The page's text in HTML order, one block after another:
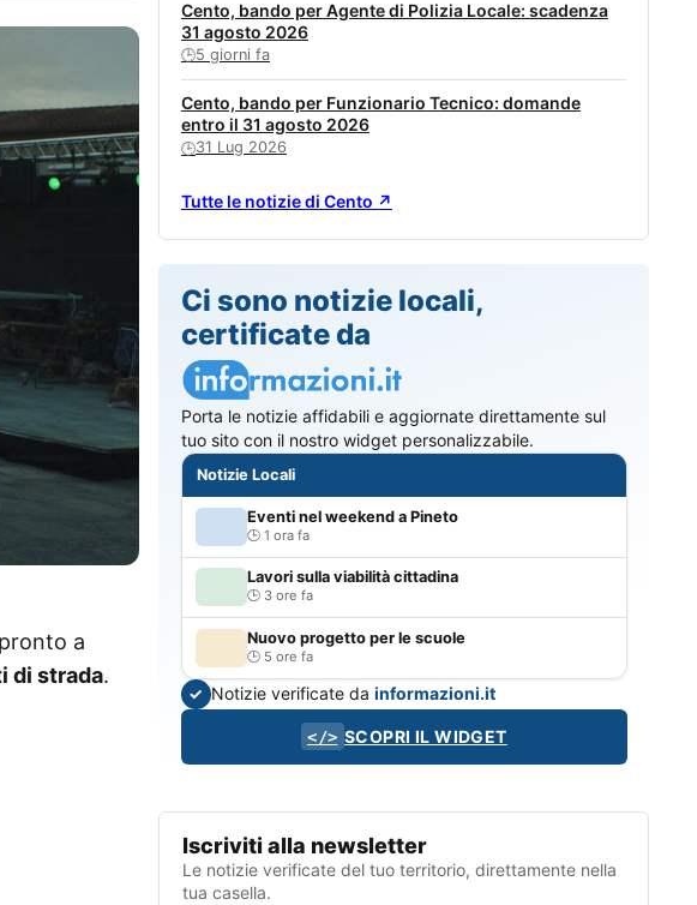
a
di strada.
Cento, bando per Agente di Polizia Locale: scadenza
31 agosto 2026
🕒5 giorni fa
Cento, bando per Funzionario Tecnico: domande
entro il 31 agosto 2026
🕒31 Lug 2026
Tutte le notizie di Cento ↗
Ci sono notizie locali,
certificate da
Porta le notizie affidabili e aggiornate direttamente sul
tuo sito con il nostro widget personalizzabile.
Notizie Locali
Eventi nel weekend a Pineto
1 ora fa
Lavori sulla viabilità cittadina
3 ore fa
Nuovo progetto per le scuole
5 ore fa
✓ Notizie verificate da informazioni.it
</> SCOPRI IL WIDGET
Iscriviti alla newsletter
Le notizie verificate del tuo territorio, direttamente nella
tua casella.